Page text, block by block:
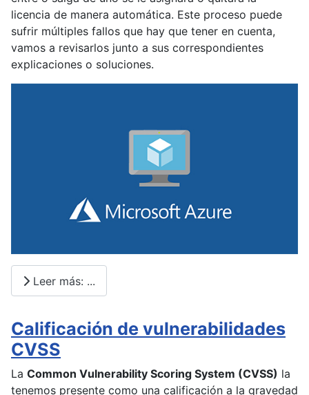
licencia de manera automática. Este proceso puede
sufrir múltiples fallos que hay que tener en cuenta,
vamos a revisarlos junto a sus correspondientes
explicaciones o soluciones.
Leer más: ...
Calificación de vulnerabilidades
CVSS
La Common Vulnerability Scoring System (CVSS) la
tenemos presente como una calificación a la gravedad